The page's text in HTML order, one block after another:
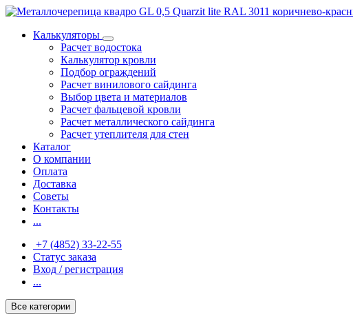
Калькуляторы
Расчет водостока
Калькулятор кровли
Подбор ограждений
Расчет винилового сайдинга
Выбор цвета и материалов
Расчет фальцевой кровли
Расчет металлического сайдинга
Расчет утеплителя для стен
Каталог
О компании
Оплата
Доставка
Советы
Контакты
...
+7 (4852) 33-22-55
Статус заказа
Вход / регистрация
...
Все категории